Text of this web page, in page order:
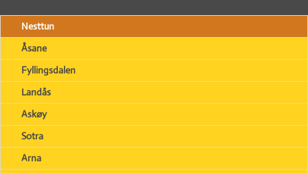
Nesttun
Åsane
Fyllingsdalen
Landås
Askøy
Sotra
Arna